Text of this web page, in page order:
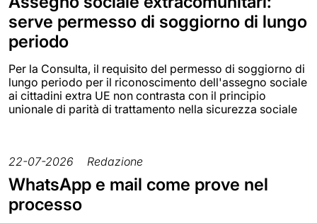
serve permesso di soggiorno di lungo
periodo
Per la Consulta, il requisito del permesso di soggiorno di
lungo periodo per il riconoscimento dell'assegno sociale
ai cittadini extra UE non contrasta con il principio
unionale di parità di trattamento nella sicurezza sociale
22-07-2026 Redazione
WhatsApp e mail come prove nel
processo